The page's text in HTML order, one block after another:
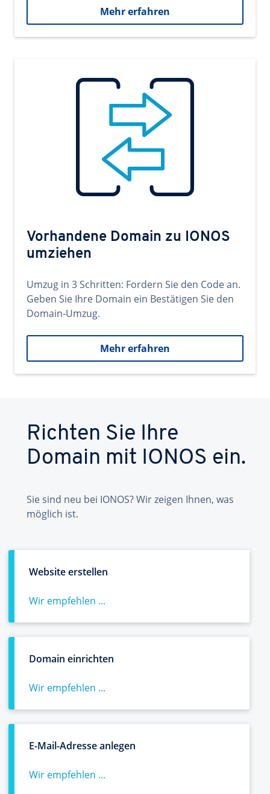
Mehr erfahren
Vorhandene Domain zu IONOS
umziehen
Umzug in 3 Schritten: Fordern Sie den Code an.
Geben Sie Ihre Domain ein Bestätigen Sie den
Domain-Umzug.
Mehr erfahren
Richten Sie Ihre
Domain mit IONOS ein.
Sie sind neu bei IONOS? Wir zeigen Ihnen, was
möglich ist.
Website erstellen
Wir empfehlen ...
Domain einrichten
Wir empfehlen ...
E-Mail-Adresse anlegen
Wir empfehlen ...